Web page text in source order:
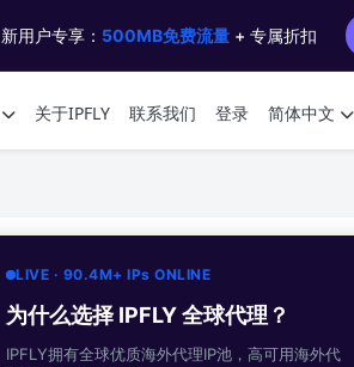
用户专享： 500MB免费流量 + 专属折扣
关于IPFLY 联系我们 登录 简体中文
LIVE · 90.4M+ IPs ONLINE
为什么选择 IPFLY 全球代理？
IPFLY拥有全球优质海外代理IP池，高可用海外代